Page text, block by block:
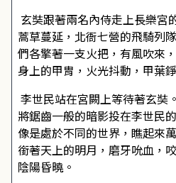
玄奘跟著兩名內侍走上長樂宮
蒿草蔓延，北衙七營的飛騎列
們各擎著一支火把，有風吹來
身上的甲胄，火光抖動，甲葉
李世民站在宮闕上等待著玄奘
將鋸齒一般的暗影投在李世民
像是處於不同的世界，瞧起來
銜著天上的明月，磨牙吮血，
陰陽昏曉。